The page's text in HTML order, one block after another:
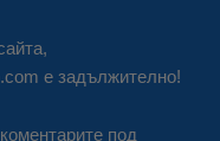
е задължително!
под